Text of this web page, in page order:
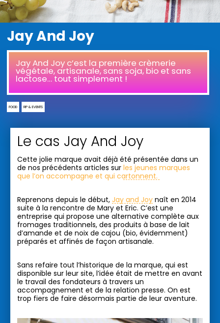
Jay And Joy
Jay And Joy c’est la première crèmerie
végétale, artisanale, sans soja, bio et sans
lactose… tout simplement !
FOOD RP & EVENTS
Le cas Jay And Joy
Cette jolie marque avait déjà été présentée dans un
de nos précédents articles sur les jeunes marques
que l’on accompagne et qui cartonnent.
Reprenons depuis le début, Jay and Joy naît en 2014
suite à la rencontre de Mary et Eric. C’est une
entreprise qui propose une alternative complète aux
fromages traditionnels, des produits à base de lait
d’amande et de noix de cajou (bio, évidemment)
préparés et affinés de façon artisanale.
Sans refaire tout l’historique de la marque, qui est
disponible sur leur site, l’idée était de mettre en avant
le travail des fondateurs à travers un
accompagnement et de la relation presse. On est
trop fiers de faire désormais partie de leur aventure.